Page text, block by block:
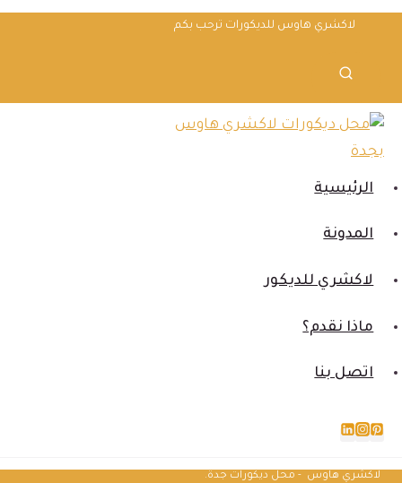
التجاوز
المحتوى
لاكشري هاوس للديكورات ترحب بكم
الرئيسية
المدونة
لاكشري للديكور
ماذا نقدم؟
اتصل بنا
لاكشري هاوس - محل ديكورات جدة.